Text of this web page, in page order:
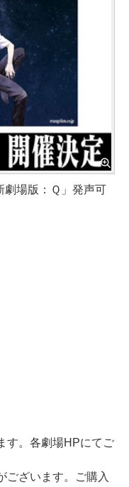
劇場版：Ｑ」発声可
す。各劇場HPにてご
ございます。ご購入